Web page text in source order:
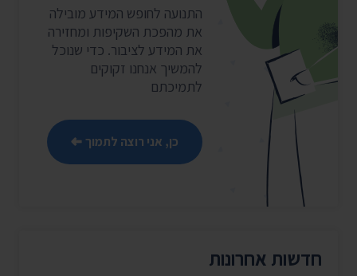
התנועה לחופש המידע מובילה
את מהפכת השקיפות ומחזירה
את המידע לציבור. כדי שנוכל
להמשיך אנחנו זקוקים
לתמיכתם
כן, אני רוצה לתמוך
חדשות אחרונות